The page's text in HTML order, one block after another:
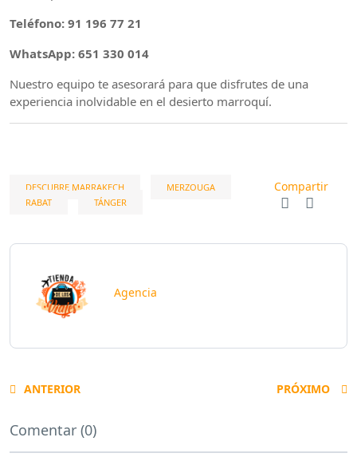
Teléfono: 91 196 77 21
WhatsApp: 651 330 014
Nuestro equipo te asesorará para que disfrutes de una
experiencia inolvidable en el desierto marroquí.
DESCUBRE MARRAKECH
MERZOUGA
RABAT
TÁNGER
Compartir
Agencia
ANTERIOR PRÓXIMO
Comentar (0)